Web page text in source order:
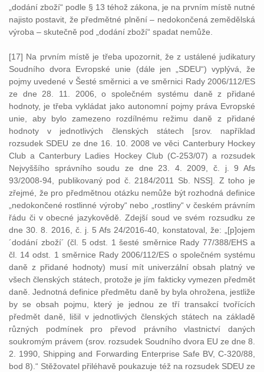
„dodání zboží“ podle § 13 téhož zákona, je na prvním místě nutné
najisto postavit, že předmětné plnění – nedokončená zemědělská
výroba – skutečně pod „dodání zboží“ spadat nemůže.
[17] Na prvním místě je třeba upozornit, že z ustálené judikatury
Soudního dvora Evropské unie (dále jen „SDEU“) vyplývá, že
pojmy uvedené v Šesté směrnici a ve směrnici Rady 2006/112/ES
ze dne 28. 11. 2006, o společném systému daně z přidané
hodnoty, je třeba vykládat jako autonomní pojmy práva Evropské
unie, aby bylo zamezeno rozdílnému režimu daně z přidané
hodnoty v jednotlivých členských státech [srov. například
rozsudek SDEU ze dne 16. 10. 2008 ve věci Canterbury Hockey
Club a Canterbury Ladies Hockey Club (C-253/07) a rozsudek
Nejvyššího správního soudu ze dne 23. 4. 2009, č. j. 9 Afs
93/2008-94, publikovaný pod č. 2184/2011 Sb. NSS]. Z toho je
zřejmé, že pro předmětnou otázku nemůže být rozhodná definice
„nedokončené rostlinné výroby“ nebo „rostliny“ v českém právním
řádu či v obecné jazykovědě. Zdejší soud ve svém rozsudku ze
dne 30. 8. 2016, č. j. 5 Afs 24/2016-40, konstatoval, že: „[p]ojem
´dodání zboží´ (čl. 5 odst. 1 šesté směrnice Rady 77/388/EHS a
čl. 14 odst. 1 směrnice Rady 2006/112/ES o společném systému
daně z přidané hodnoty) musí mít univerzální obsah platný ve
všech členských státech, protože je jím fakticky vymezen předmět
daně. Jednotná definice předmětu daně by byla ohrožena, jestliže
by se obsah pojmu, který je jednou ze tří transakcí tvořících
předmět daně, lišil v jednotlivých členských státech na základě
různých podmínek pro převod právního vlastnictví daných
soukromým právem (srov. rozsudek Soudního dvora EU ze dne 8.
2. 1990, Shipping and Forwarding Enterprise Safe BV, C-320/88,
bod 8).“ Stěžovatel přiléhavě poukazuje též na rozsudek SDEU ze